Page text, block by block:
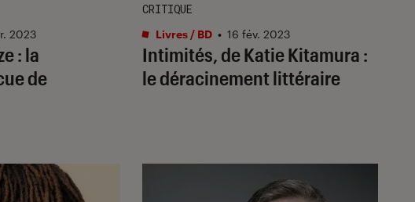
: la
de
2023
Intimités, de Katie Kitamura :
le déracinement littéraire
CRITIQUE
Livres / BD • 16 fév. 2023